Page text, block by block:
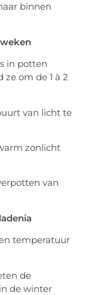
binnen
in potten
om de 1 à 2
van licht te
zonlicht
van
temperatuur
de
de winter